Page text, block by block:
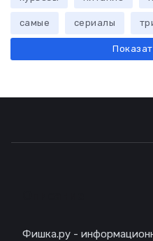
самые сериалы
Фишка.ру -